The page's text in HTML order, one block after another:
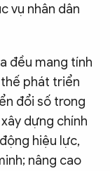
vụ nhân dân
đều mang tính
phát triển
đổi số trong
dựng chính
hiệu lực,
nâng cao